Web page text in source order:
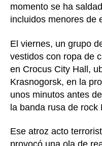
momento se ha
incluidos menores de
El viernes, un grupo
vestidos con ropa de
en Crocus City Hall,
Krasnogorsk, en la
unos minutos antes
la banda rusa de rock
Ese atroz acto